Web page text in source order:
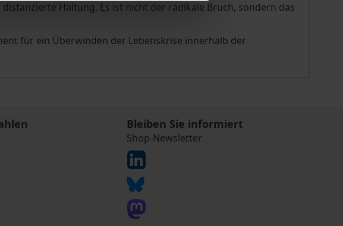
Haltung. Es ist nicht der radikale Bruch, sondern das
für ein Überwinden der Lebenskrise innerhalb der
Bleiben Sie informiert
Shop-Newsletter